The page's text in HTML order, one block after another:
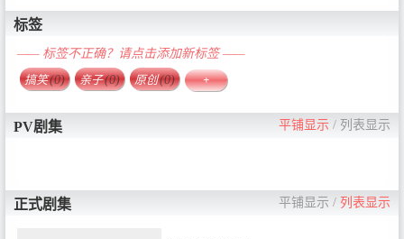
标签
—— 标签不正确？请点击添加新标签 ——
搞笑(0) 亲子(0) 原创(0) +
PV剧集 平铺显示 / 列表显示
正式剧集 平铺显示 / 列表显示